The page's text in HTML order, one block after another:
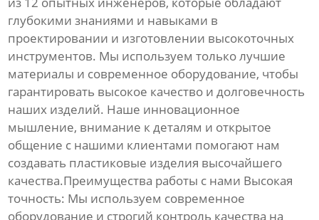
глубокими знаниями и навыками в
проектировании и изготовлении высокоточных
инструментов. Мы используем только лучшие
материалы и современное оборудование, чтобы
гарантировать высокое качество и долговечность
наших изделий. Наше инновационное
мышление, внимание к деталям и открытое
общение с нашими клиентами помогают нам
создавать пластиковые изделия высочайшего
качества.Преимущества работы с нами Высокая
точность: Мы используем современное
оборудование и строгий контроль качества на